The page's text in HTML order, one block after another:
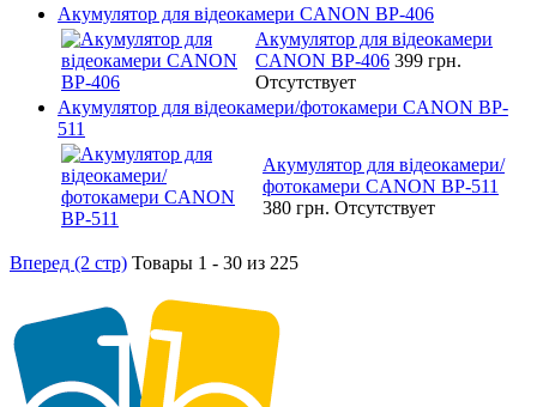
Акумулятор для відеокамери CANON BP-406
Акумулятор для відеокамери
CANON BP-406 399 грн.
Отсутствует
Акумулятор для відеокамери/фотокамери CANON BP-
511
Акумулятор для відеокамери/
фотокамери CANON BP-511
380 грн. Отсутствует
Вперед (2 стр) Товары 1 - 30 из 225